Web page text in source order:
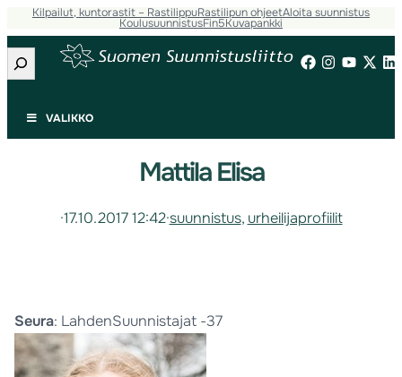
Kilpailut, kuntorastit – RastilippuRastilipun ohjeetAloita suunnistus
KoulusuunnistusFin5Kuvapankki
Etsi
VALIKKO
Mattila Elisa
·17.10.2017 12:42·suunnistus, urheilijaprofiilit
Seura: LahdenSuunnistajat -37